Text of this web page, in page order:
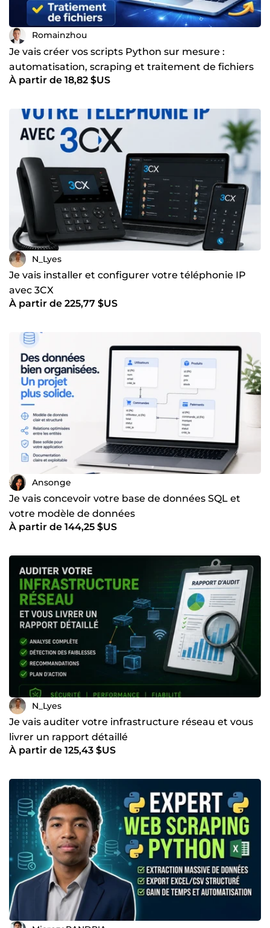
Romainzhou
Je vais créer vos scripts Python sur mesure :
automatisation, scraping et traitement de fichiers
À partir de 18,82 $US
N_Lyes
Je vais installer et configurer votre téléphonie IP
avec 3CX
À partir de 225,77 $US
Ansonge
Je vais concevoir votre base de données SQL et
votre modèle de données
À partir de 144,25 $US
N_Lyes
Je vais auditer votre infrastructure réseau et vous
livrer un rapport détaillé
À partir de 125,43 $US